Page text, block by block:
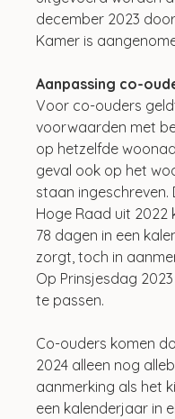
december 2023
Kamer is
Aanpassing co-
Voor co-ouders
voorwaarden met
op hetzelfde
geval ook op het
staan
Hoge Raad uit
78 dagen in een
zorgt, toch in
Op Prinsjesdag
te passen.
Co-ouders komen
2024 alleen nog
aanmerking als het
een kalenderjaar in